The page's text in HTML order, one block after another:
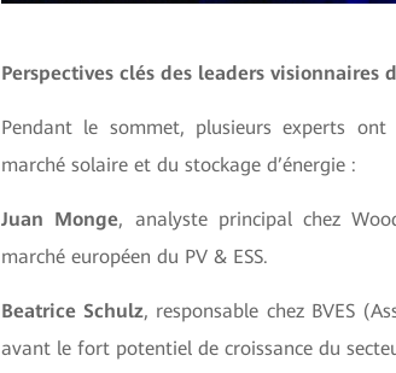
Perspectives clés des leaders visionnaires
Pendant le sommet, plusieurs experts
marché solaire et du stockage d’énergie :
Juan Monge, analyste principal chez
marché européen du PV & ESS.
Beatrice Schulz, responsable chez BVES
avant le fort potentiel de croissance du